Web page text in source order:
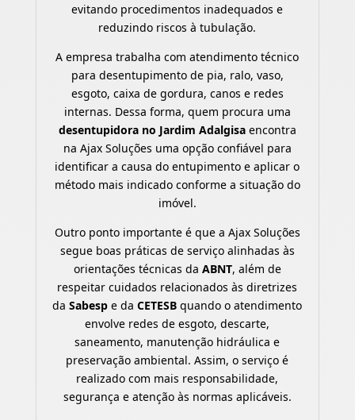
evitando procedimentos inadequados e
reduzindo riscos à tubulação.
A empresa trabalha com atendimento técnico
para desentupimento de pia, ralo, vaso,
esgoto, caixa de gordura, canos e redes
internas. Dessa forma, quem procura uma
desentupidora no Jardim Adalgisaencontra
na Ajax Soluções uma opção confiável para
identificar a causa do entupimento e aplicar o
método mais indicado conforme a situação do
imóvel.
Outro ponto importante é que a Ajax Soluções
segue boas práticas de serviço alinhadas às
orientações técnicas da ABNT, além de
respeitar cuidados relacionados às diretrizes
daSabesp e daCETESB quando o atendimento
envolve redes de esgoto, descarte,
saneamento, manutenção hidráulica e
preservação ambiental. Assim, o serviço é
realizado com mais responsabilidade,
segurança e atenção às normas aplicáveis.